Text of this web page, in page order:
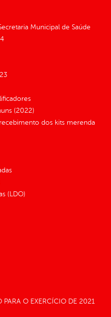
Municipal de Saúde
(2022)
dos kits merenda
(LDO)
PARA O EXERCÍCIO DE 2021